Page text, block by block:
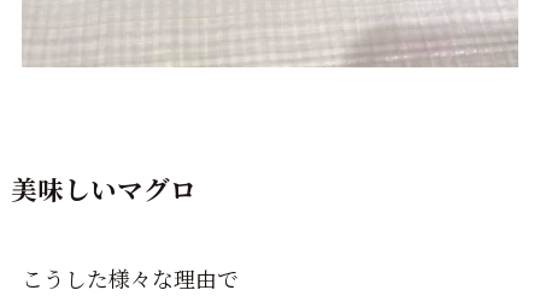
美味しいマグロ
こうした様々な理由で